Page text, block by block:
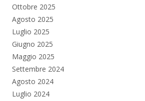
Ottobre 2025
Agosto 2025
Luglio 2025
Giugno 2025
Maggio 2025
Settembre 2024
Agosto 2024
Luglio 2024